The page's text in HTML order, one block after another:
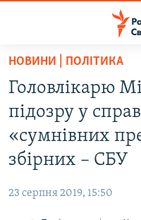
Перейти
основного
матеріалу
до
основної
Перейти
ПОЛІТИКА
СУСПІЛЬСТВО
ВІЙНА
ДОНБАС.РЕАЛІЇ
НОВИНИ | ПОЛІТИКА
Головлікарю
підозру у
«сумнівних
збірних – СБУ
23 серпня 2019, 15:50